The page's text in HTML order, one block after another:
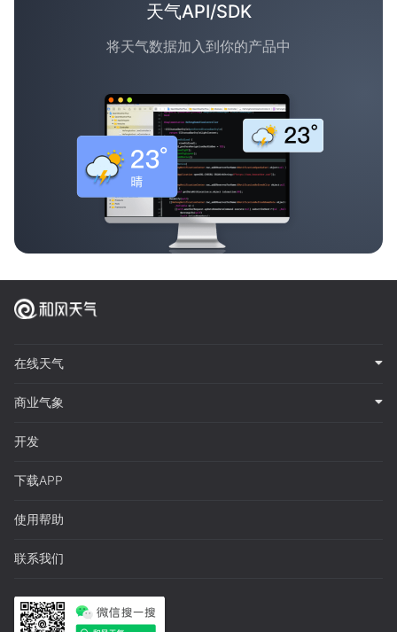
天气API/SDK
将天气数据加入到你的产品中
在线天气
商业气象
开发
下载APP
使用帮助
联系我们